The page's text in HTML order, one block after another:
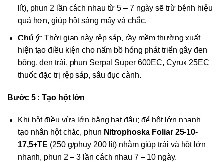
lít), phun 2 lần cách nhau từ 5 – 7 ngày sẽ trừ bệnh hiệu
quả hơn, giúp hột sáng mẩy và chắc.
Chú ý: Thời gian này rệp sáp, rầy mềm thường xuất
hiện tạo điều kiện cho nấm bồ hóng phát triển gây đen
bông, đen trái, phun Serpal Super 600EC, Cyrux 25EC
thuốc đặc trị rệp sáp, sâu đục cành.
Bước 5 : Tạo hột lớn
Khi hột điều vừa lớn bằng hạt đậu; để hột lớn nhanh,
tạo nhân hột chắc, phun Nitrophoska Foliar 25-10-
17,5+TE (250 g/phuy 200 lít) nhằm giúp trái và hột lớn
nhanh, phun 2 – 3 lần cách nhau 7 – 10 ngày.